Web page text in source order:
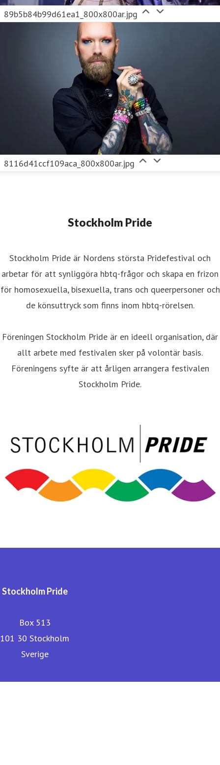
89b5b84b99d61ea1_800x800ar.jpg
8116d41ccf109aca_800x800ar.jpg
Stockholm Pride
Stockholm Pride är Nordens största Pridefestival och
arbetar för att synliggöra hbtq-frågor och skapa en frizon
för homosexuella, bisexuella, trans och queerpersoner och
de könsuttryck som finns inom hbtq-rörelsen.
Föreningen Stockholm Pride är en ideell organisation, där
allt arbete med festivalen sker på volontär basis.
Föreningens syfte är att årligen arrangera festivalen
Stockholm Pride.
Stockholm Pride
Box 513
101 30 Stockholm
Sverige